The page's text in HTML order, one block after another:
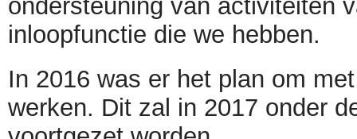
ondersteuning van activiteiten
inloopfunctie die we hebben.
In 2016 was er het plan om
werken. Dit zal in 2017 onder